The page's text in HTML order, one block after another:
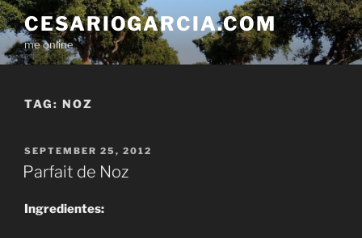
Skip
to
content
CESARIOGARCIA.COM
me online
TAG: NOZ
POSTED
ON
SEPTEMBER 25, 2012
Parfait de Noz
Ingredientes: